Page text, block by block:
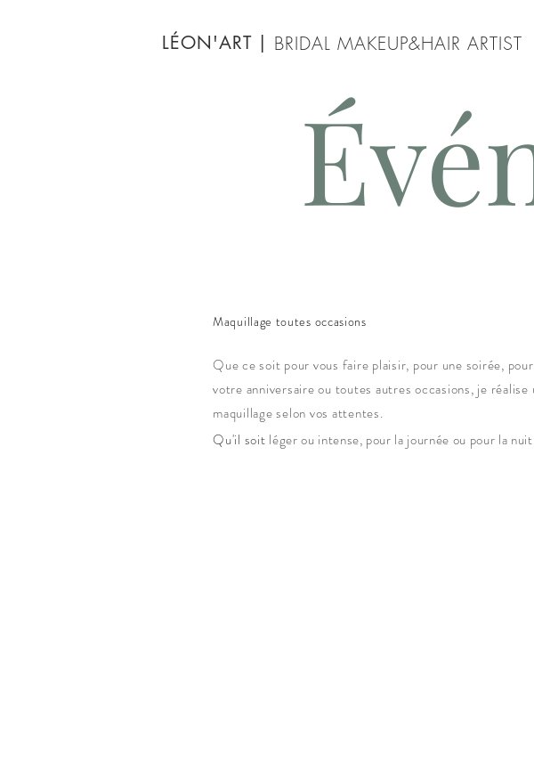
LÉON'ART | BRIDAL MAKEUP&HAIR ARTIST
Maquillage toutes occasions
Que ce soit pour vous faire plaisir, pour une soirée, pour
votre anniversaire ou toutes autres occasions, je réalise
maquillage selon vos attentes.
Qu'il soit léger ou intense, pour la journée ou pour la